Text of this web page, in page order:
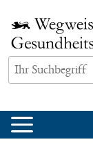
Inhalt
springen